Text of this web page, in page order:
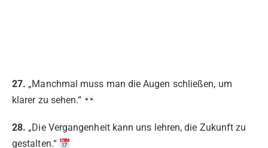
27. „Manchmal muss man die Augen schließen, um
klarer zu sehen.“
28. „Die Vergangenheit kann uns lehren, die Zukunft zu
gestalten.“